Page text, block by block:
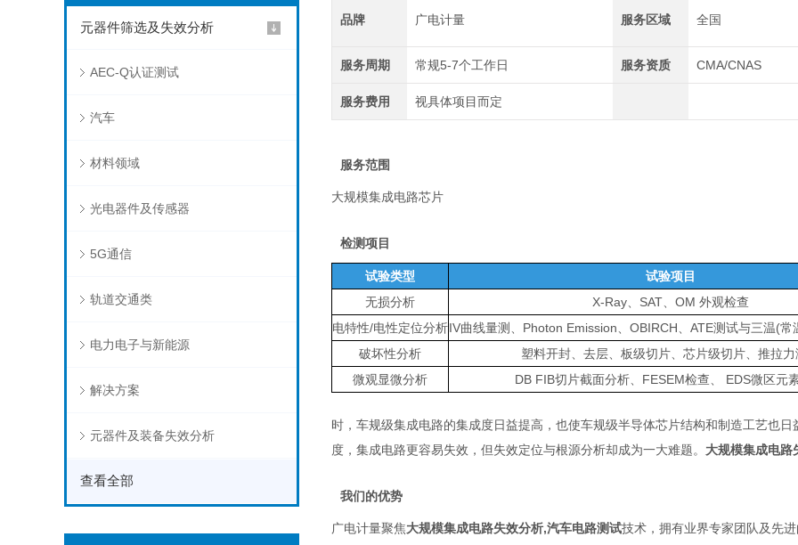
元器件筛选及失效分析
AEC-Q认证测试
汽车
材料领域
光电器件及传感器
5G通信
轨道交通类
电力电子与新能源
解决方案
元器件及装备失效分析
查看全部
品牌 广电计量 服务区域 全国
服务周期 常规5-7个工作日 服务资质 CMA/CNAS
服务费用 视具体项目而定
服务范围
大规模集成电路芯片
检测项目
试验类型
试验项⽬
无损分析
X-Ray、SAT、OM 外观检查
电特性/电性定位分析IV曲线量测、Photon Emission、OBIRCH、ATE测试与三温(常
破坏性分析
塑料开封、去层、板级切片、芯片级切片、推拉⼒
微观显微分析
DB FIB切片截⾯分析、FESEM检查、 EDS微区元
时， 车规级集成电路的集成度日益提⾼ ，也使车规级半导体芯片结构和制造工艺也日
度，集成电路更容易失效，但失效定位与根源分析却成为一大难题。 大规模集成电路
我们的优势
广电计量聚焦大规模集成电路失效分析,汽车电路测试技术，拥有业界专家团队及先